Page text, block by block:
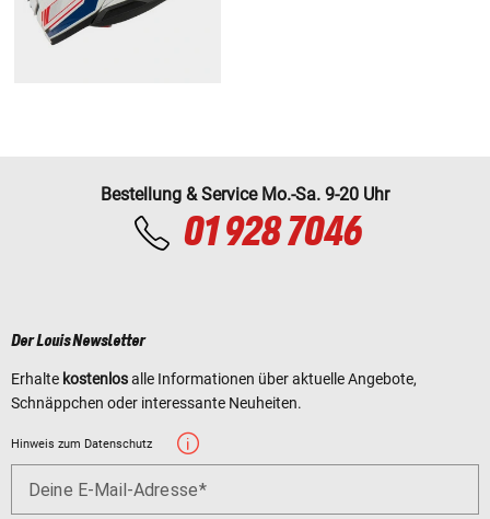
Bestellung & Service Mo.-Sa. 9-20 Uhr
01 928 7046
Der Louis Newsletter
Erhalte kostenlosalle Informationen über aktuelle Angebote,
Schnäppchen oder interessante Neuheiten.
Hinweis zum Datenschutz
Deine E-Mail-Adresse